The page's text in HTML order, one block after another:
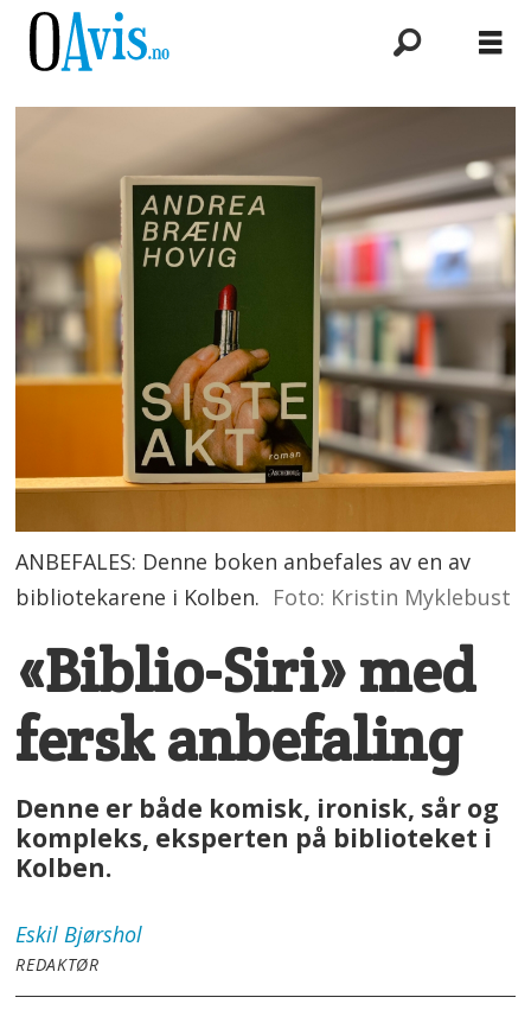
ANBEFALES: Denne boken anbefales av en av
bibliotekarene i Kolben. Foto: Kristin Myklebust
«Biblio-Siri» med
fersk anbefaling
Denne er både komisk, ironisk, sår og
kompleks, eksperten på biblioteket i
Kolben.
Eskil Bjørshol
REDAKTØR